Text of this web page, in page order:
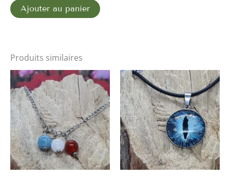
Ajouter au panier
Produits similaires